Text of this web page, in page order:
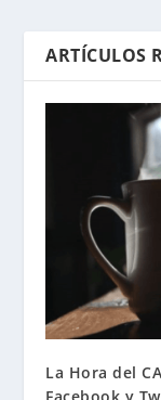
ARTÍCULOS
La Hora del